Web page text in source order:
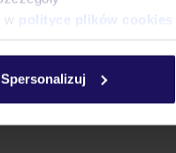
w polityce plików cookies
Spersonalizuj